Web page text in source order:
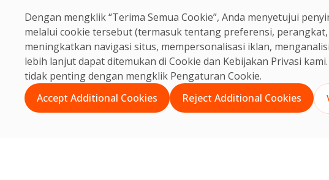
Dengan mengklik “Terima Semua Cookie”, Anda menyetujui
melalui cookie tersebut (termasuk tentang preferensi,
meningkatkan navigasi situs, mempersonalisasi iklan,
lebih lanjut dapat ditemukan di Cookie dan Kebijakan Privasi
tidak penting dengan mengklik Pengaturan Cookie.
Accept Additional Cookies
Reject Additional Cookies
Economy Expo
OCS Team
05 Jul, 2024